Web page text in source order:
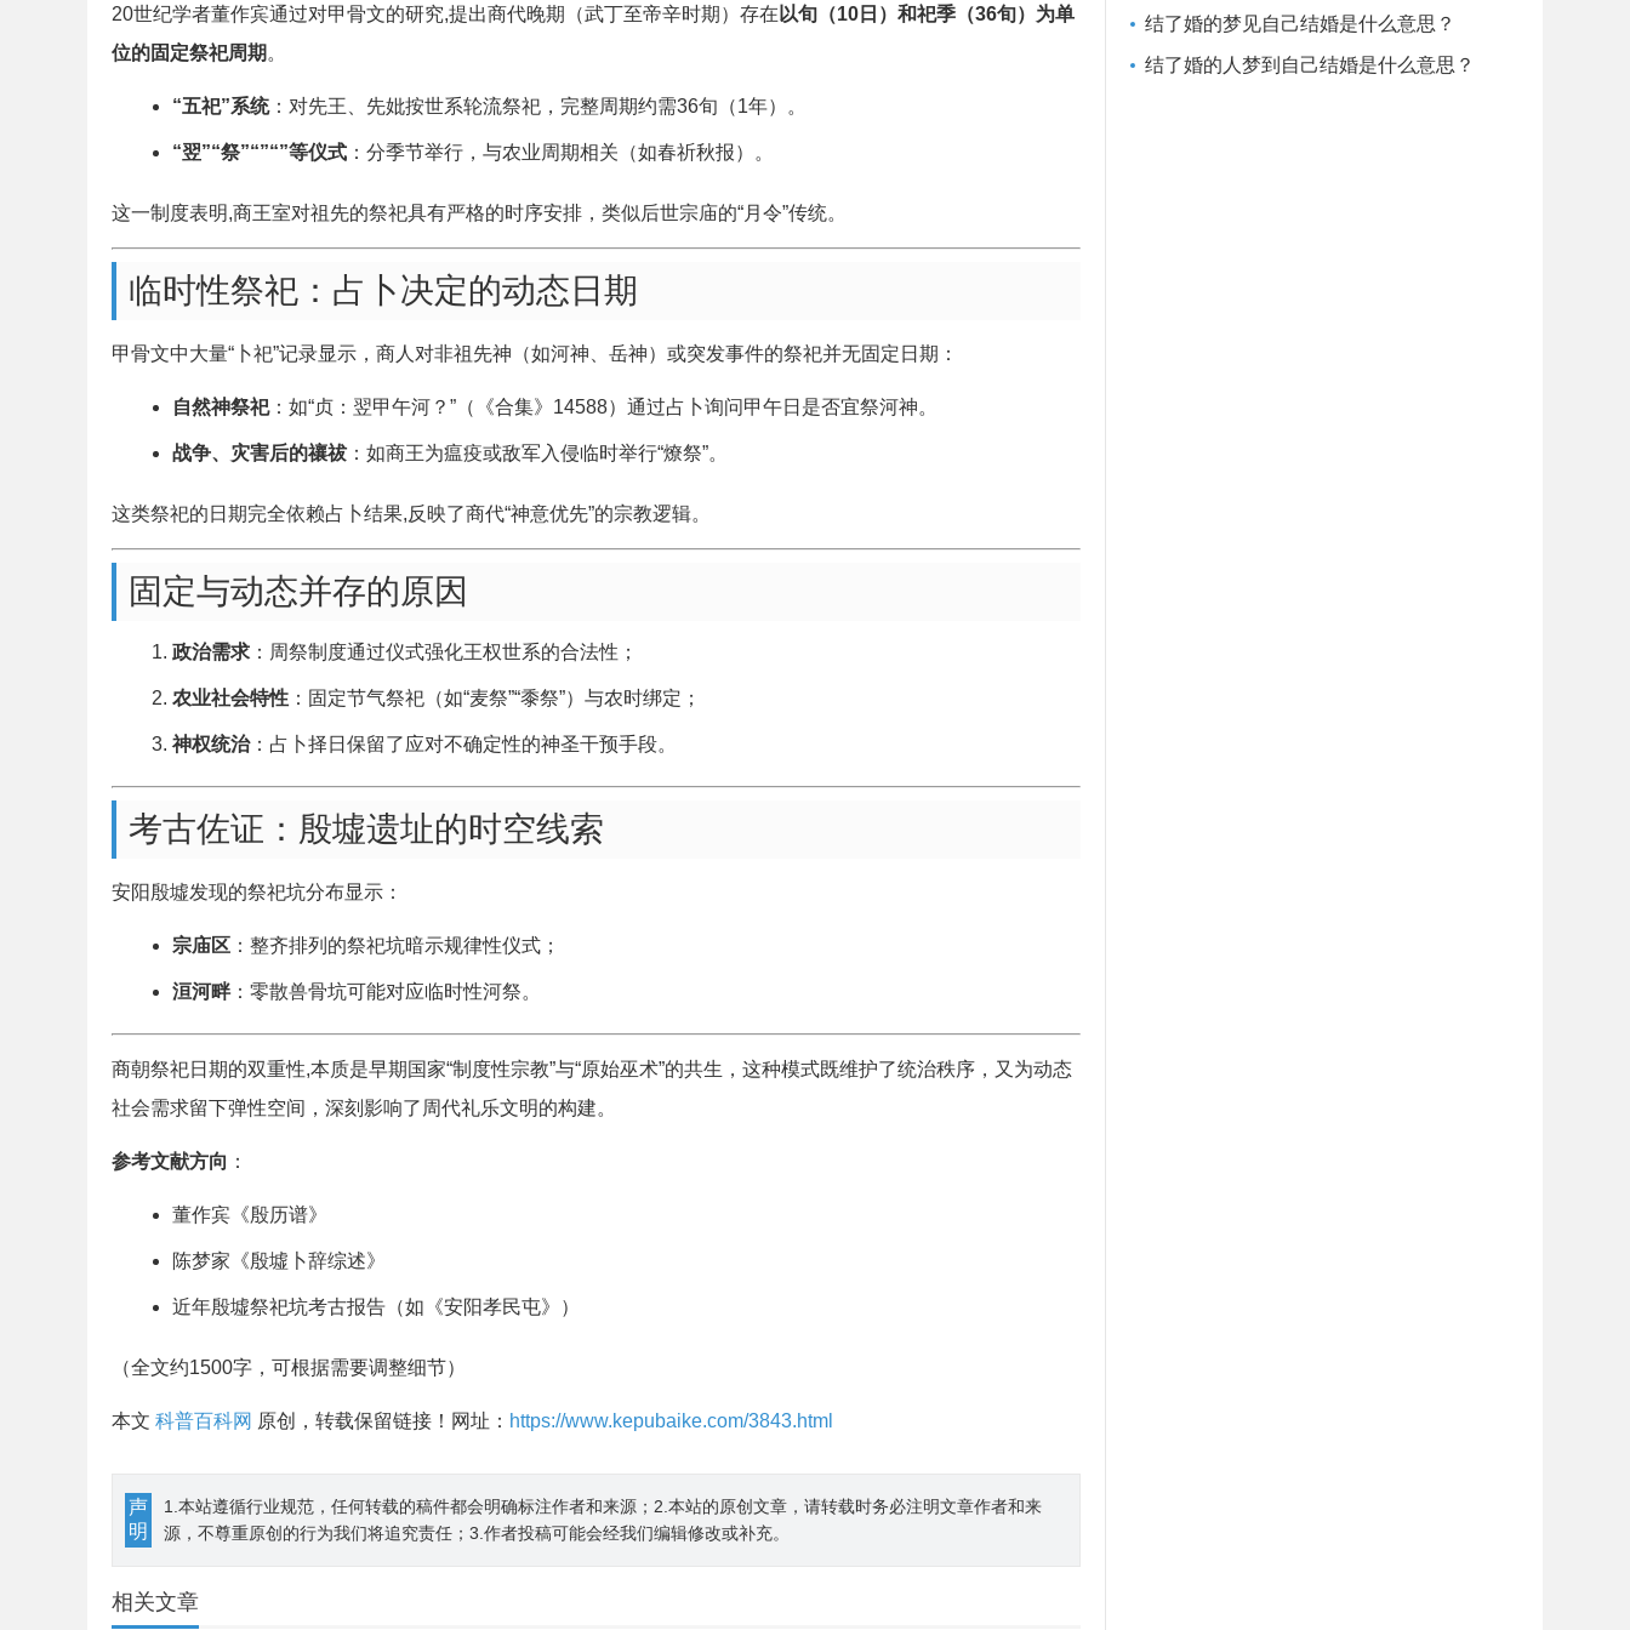
20世纪学者董作宾通过对甲骨文的研究,提出商代晚期（武丁至帝辛时期）存在 以旬（10日）和祀季（36旬）为单
位的固定祭祀周期 。
“五祀”系统：对先王、先妣按世系轮流祭祀，完整周期约需36旬（1年）。
“翌”“祭”“”“”等仪式 ：分季节举行，与农业周期相关（如春祈秋报）。
这一制度表明,商王室对祖先的祭祀具有严格的时序安排，类似后世宗庙的“月令”传统。
临时性祭祀：占卜决定的动态日期
甲骨文中大量“卜祀”记录显示，商人对非祖先神（如河神、岳神）或突发事件的祭祀并无固定日期：
自然神祭祀：如“贞：翌甲午河？”（《合集》14588）通过占卜询问甲午日是否宜祭河神。
战争、灾害后的禳祓：如商王为瘟疫或敌军入侵临时举行“燎祭”。
这类祭祀的日期完全依赖占卜结果,反映了商代“神意优先”的宗教逻辑。
固定与动态并存的原因
政治需求 ：周祭制度通过仪式强化王权世系的合法性；
农业社会特性 ：固定节气祭祀（如“麦祭”“黍祭”）与农时绑定；
神权统治：占卜择日保留了应对不确定性的神圣干预手段。
考古佐证：殷墟遗址的时空线索
安阳殷墟发现的祭祀坑分布显示：
宗庙区 ：整齐排列的祭祀坑暗示规律性仪式；
洹河畔：零散兽骨坑可能对应临时性河祭。
商朝祭祀日期的双重性,本质是早期国家“制度性宗教”与“原始巫术”的共生，这种模式既维护了统治秩序，又为动态
社会需求留下弹性空间，深刻影响了周代礼乐文明的构建。
参考文献方向 ：
董作宾《殷历谱》
陈梦家《殷墟卜辞综述》
近年殷墟祭祀坑考古报告（如《安阳孝民屯》）
（全文约1500字，可根据需要调整细节）
本文 科普百科网 原创，转载保留链接！网址： https://www.kepubaike.com/3843.html
声
明
1.本站遵循行业规范，任何转载的稿件都会明确标注作者和来源；2.本站的原创文章，请转载时务必注明文章作者和来
源，不尊重原创的行为我们将追究责任；3.作者投稿可能会经我们编辑修改或补充。
相关文章
结了婚的梦见自己结婚是什么意思？
结了婚的人梦到自己结婚是什么意思？